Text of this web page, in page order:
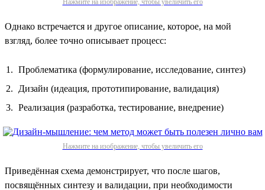
Нажмите на изображение, чтобы увеличить его
Однако встречается и другое описание, которое, на мой
взгляд, более точно описывает процесс:
Проблематика (формулирование, исследование, синтез)
Дизайн (идеация, прототипирование, валидация)
Реализация (разработка, тестирование, внедрение)
Нажмите на изображение, чтобы увеличить его
Приведённая схема демонстрирует, что после шагов,
посвящённых синтезу и валидации, при необходимости